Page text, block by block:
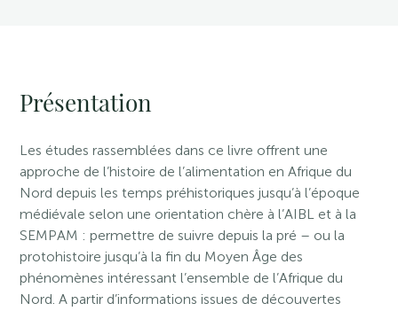
Présentation
Les études rassemblées dans ce livre offrent une
approche de l’histoire de l’alimentation en Afrique du
Nord depuis les temps préhistoriques jusqu’à l’époque
médiévale selon une orientation chère à l’AIBL et à la
SEMPAM : permettre de suivre depuis la pré – ou la
protohistoire jusqu’à la fin du Moyen Âge des
phénomènes intéressant l’ensemble de l’Afrique du
Nord. A partir d’informations issues de découvertes